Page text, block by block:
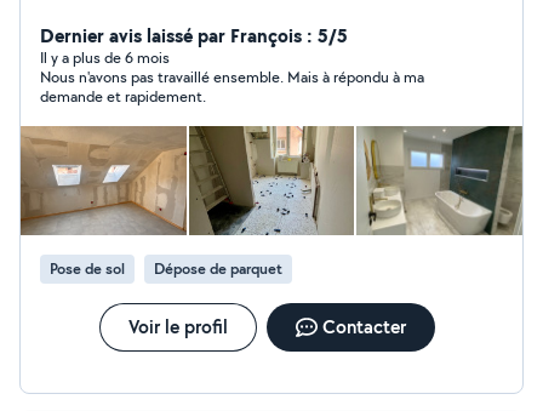
Dernier avis laissé par François : 5/5
Il y a plus de 6 mois
Nous n'avons pas travaillé ensemble. Mais à répondu à ma
demande et rapidement.
Pose de sol Dépose de parquet
Voir le profil Contacter